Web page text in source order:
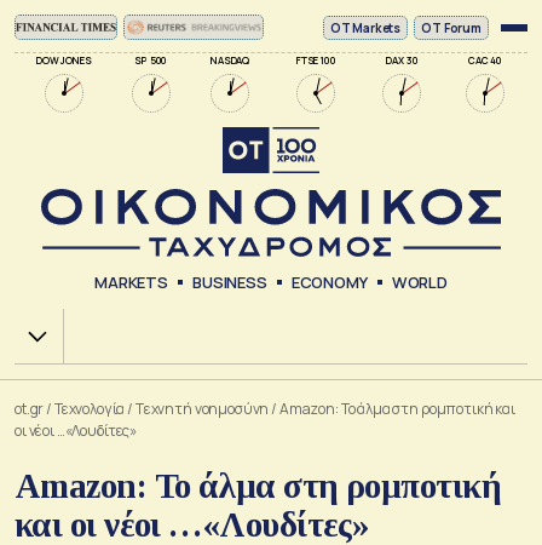
DOW JONES SP 500 NASDAQ FTSE 100 DAX 30 CAC 40
ΟΤ Markets OT Forum
MARKETS BUSINESS ECONOMY WORLD
Χ.Α.
ot.gr/Τεχνολογία /Tεχνητή νοημοσύνη /Amazon: Το άλμα στη ρομποτική και
οι νέοι …«Λουδίτες»
Amazon: Το άλμα στη ρομποτική
και οι νέοι …«Λουδίτες»